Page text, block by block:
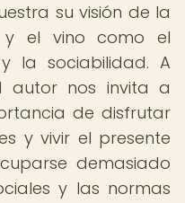
su visión de la
el vino como el
la sociabilidad. A
autor nos invita a
de disfrutar
y vivir el presente
demasiado
y las normas